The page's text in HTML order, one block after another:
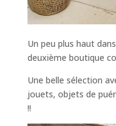
Un peu plus haut
deuxième boutique
Une belle sélection
jouets, objets de
!!